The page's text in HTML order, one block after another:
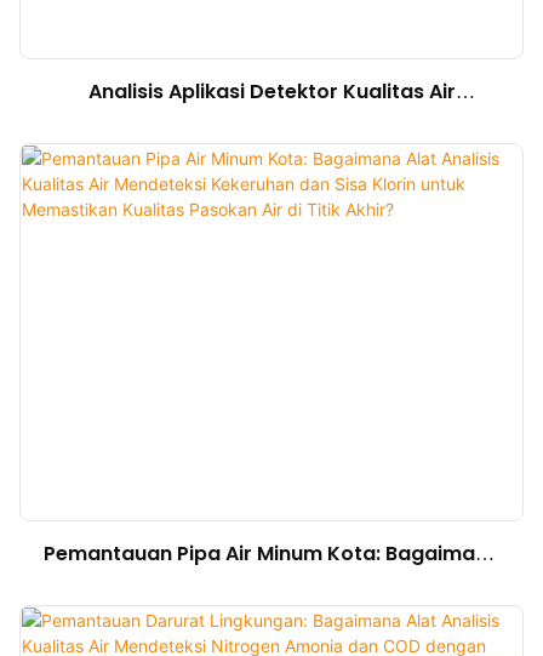
Analisis Aplikasi Detektor Kualitas Air
Pengujian Kualitas Air
Pemantauan Pipa Air Minum Kota: Bagaimana
dan Sisa Klorin untuk Memastikan Kualitas
Pasokan Air di Titik Akhir?